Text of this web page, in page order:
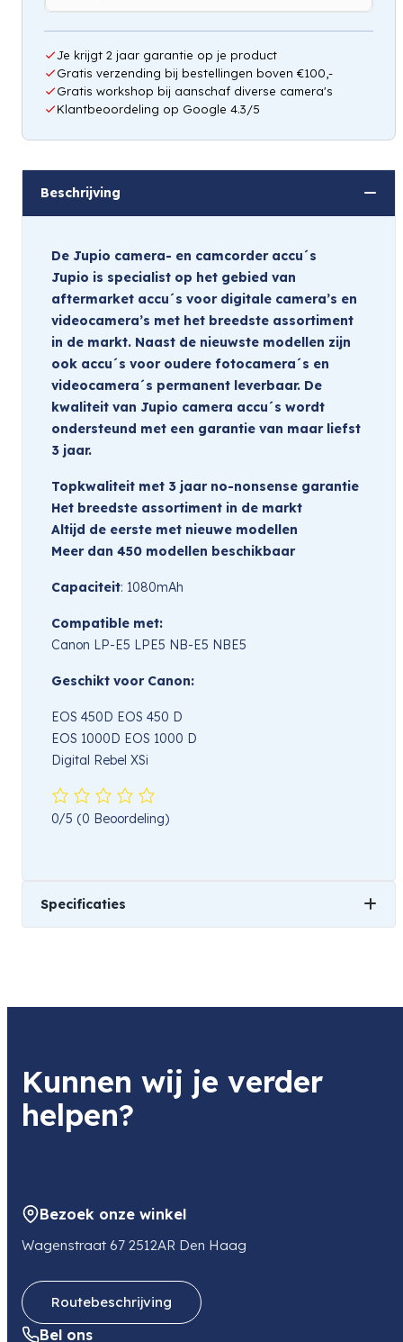
Je krijgt 2 jaar garantie op je product
Gratis verzending bij bestellingen boven €100,-
Gratis workshop bij aanschaf diverse camera's
Klantbeoordeling op Google 4.3/5
Beschrijving
De Jupio camera- en camcorder accu´s
Jupio is specialist op het gebied van
aftermarket accu´s voor digitale camera’s en
videocamera’s met het breedste assortiment
in de markt. Naast de nieuwste modellen zijn
ook accu´s voor oudere fotocamera´s en
videocamera´s permanent leverbaar. De
kwaliteit van Jupio camera accu´s wordt
ondersteund met een garantie van maar liefst
3 jaar.
Topkwaliteit met 3 jaar no-nonsense garantie
Het breedste assortiment in de markt
Altijd de eerste met nieuwe modellen
Meer dan 450 modellen beschikbaar
Capaciteit: 1080mAh
Compatible met:
Canon LP-E5 LPE5 NB-E5 NBE5
Geschikt voor Canon:
EOS 450D EOS 450 D
EOS 1000D EOS 1000 D
Digital Rebel XSi
0/5 (0 Beoordeling)
Specificaties
Kunnen wij je verder
helpen?
Bezoek onze winkel
Wagenstraat 67 2512AR Den Haag
Routebeschrijving
Bel ons